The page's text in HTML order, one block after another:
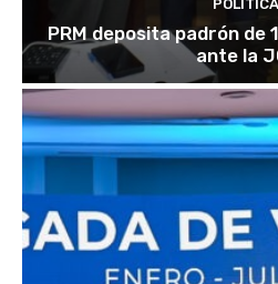
POLÍTICA
PRM deposita padrón de
ante la